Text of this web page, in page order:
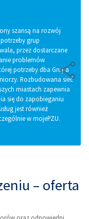
szansą na rozwój
grup
przez dostarczane
problemów
potrzeby dba Grupa
Rozbudowana sieć
miastach zapewnia
się do zapobieganiu
jest również
w mojePZU.
– oferta